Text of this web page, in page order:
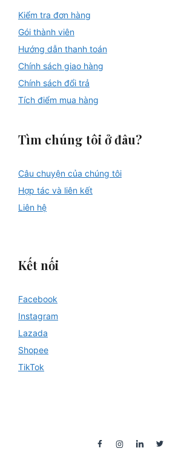
Kiểm tra đơn hàng
Gói thành viên
Hướng dẫn thanh toán
Chính sách giao hàng
Chính sách đổi trả
Tích điểm mua hàng
Tìm chúng tôi ở đâu?
Câu chuyện của chúng tôi
Hợp tác và liên kết
Liên hệ
Kết nối
Facebook
Instagram
Lazada
Shopee
TikTok